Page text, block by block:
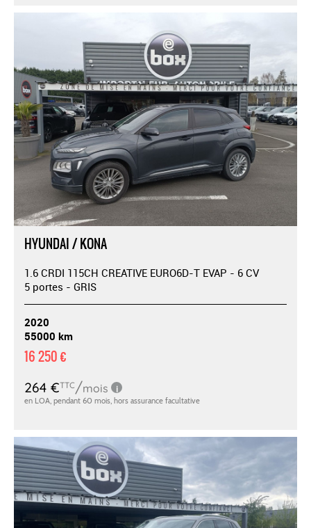
HYUNDAI / KONA
1.6 CRDI 115CH CREATIVE EURO6D-T EVAP - 6 CV
5 portes - GRIS
2020
55000 km
16 250 €